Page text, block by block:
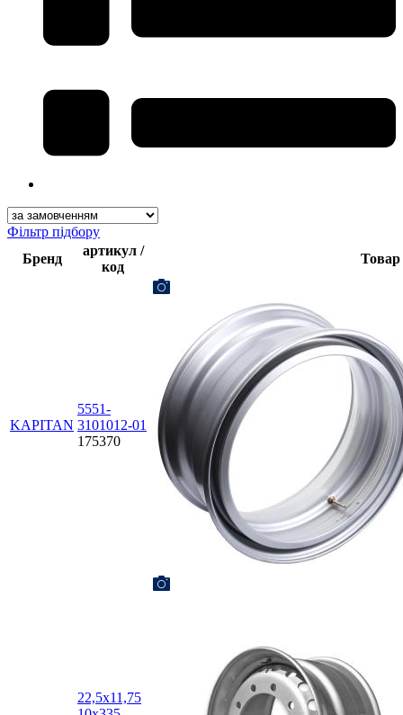
Фільтр підбору
Бренд
артикул /
код
Товар
KAPITAN
5551-
3101012-01
175370
22,5х11,75